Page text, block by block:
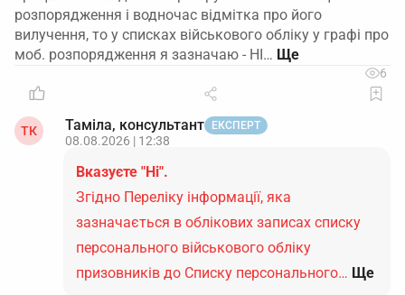
розпорядження і водночас відмітка про його
вилучення, то у списках військового обліку у графі про
моб. розпорядження я зазначаю - НІ…
6
ТК Таміла, консультант ЕКСПЕРТ
08.08.2026 | 12:38
Вказуєте "Ні".
Згідно Переліку інформації, яка
зазначається в облікових записах списку
персонального військового обліку
призовників до Списку персонального… Ще